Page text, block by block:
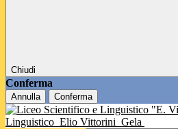
Chiudi
Conferma
Annulla Conferma
Linguistico Elio Vittorini Gela